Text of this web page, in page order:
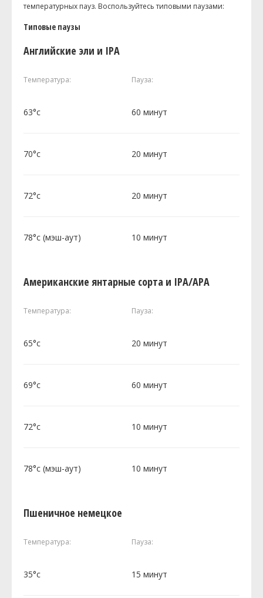
температурных пауз. Воспользуйтесь типовыми паузами:
Типовые паузы
Английские эли и IPA
Температура: Пауза:
63°c 60 минут
70°c 20 минут
72°c 20 минут
78°c (мэш-аут) 10 минут
Американские янтарные сорта и IPA/APA
Температура: Пауза:
65°c 20 минут
69°c 60 минут
72°c 10 минут
78°c (мэш-аут) 10 минут
Пшеничное немецкое
Температура: Пауза:
35°c 15 минут